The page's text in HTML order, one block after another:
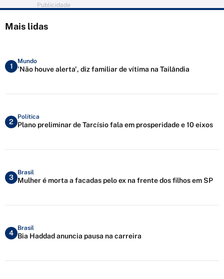
Publicidade
Mais lidas
1
Mundo
'Não houve alerta', diz familiar de vítima na Tailândia
2
Política
Plano preliminar de Tarcísio fala em prosperidade e 10 eixos
3
Brasil
Mulher é morta a facadas pelo ex na frente dos filhos em SP
4
Brasil
Bia Haddad anuncia pausa na carreira